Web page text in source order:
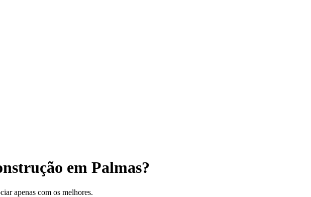
em Palmas?
apenas com os melhores.